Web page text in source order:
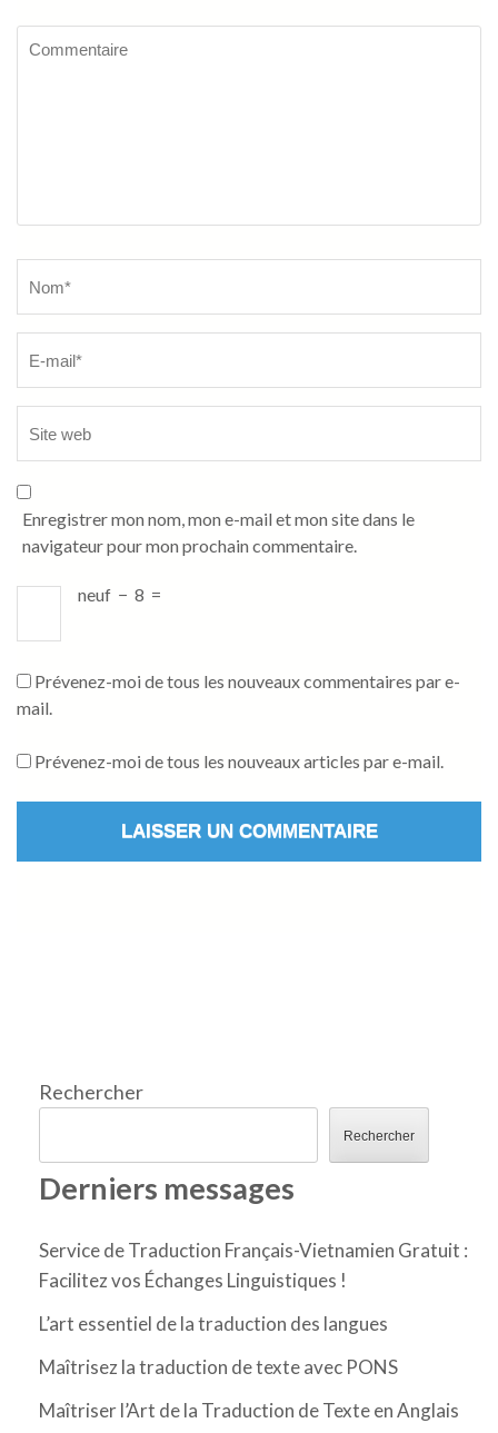
Enregistrer mon nom, mon e-mail et mon site dans le
navigateur pour mon prochain commentaire.
neuf − 8 =
Prévenez-moi de tous les nouveaux commentaires par e-
mail.
Prévenez-moi de tous les nouveaux articles par e-mail.
Rechercher
Rechercher
Derniers messages
Service de Traduction Français-Vietnamien Gratuit :
Facilitez vos Échanges Linguistiques !
L’art essentiel de la traduction des langues
Maîtrisez la traduction de texte avec PONS
Maîtriser l’Art de la Traduction de Texte en Anglais